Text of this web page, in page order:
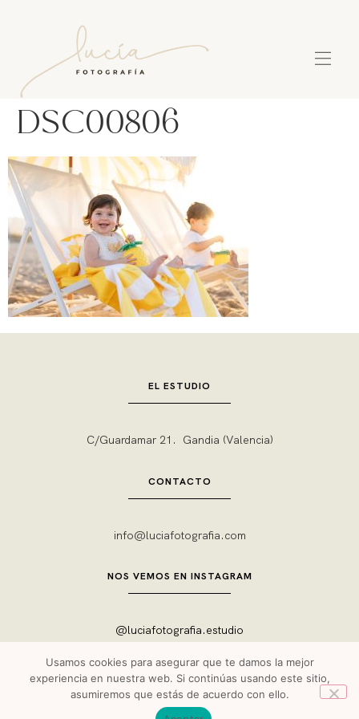
DSC00806
EL ESTUDIO
C/Guardamar 21. Gandia (Valencia)
CONTACTO
info@luciafotografia.com
NOS VEMOS EN INSTAGRAM
@luciafotografia.estudio
LUCIA FOTOGRAFÍA ESTUDIO © 2023 | Diseño y Desarrollo web
Usamos cookies para asegurar que te damos la mejor
experiencia en nuestra web. Si continúas usando este sitio,
asumiremos que estás de acuerdo con ello.